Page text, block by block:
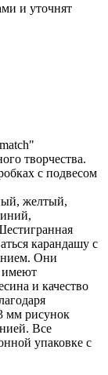
и уточнят
творчества.
с подвесом
желтый,
карандашу с
Они
имеют
и качество
мм рисунок
Все
упаковке с